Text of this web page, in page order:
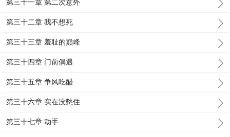
第三十一章 第二次意外
第三十二章 我不想死
第三十三章 羞耻的巅峰
第三十四章 门前偶遇
第三十五章 争风吃醋
第三十六章 实在没憋住
第三十七章 动手